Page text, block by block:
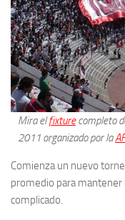
Mira elfixturecompleto
2011 organizado por la
Comienza un nuevo
promedio para mantener
complicado.